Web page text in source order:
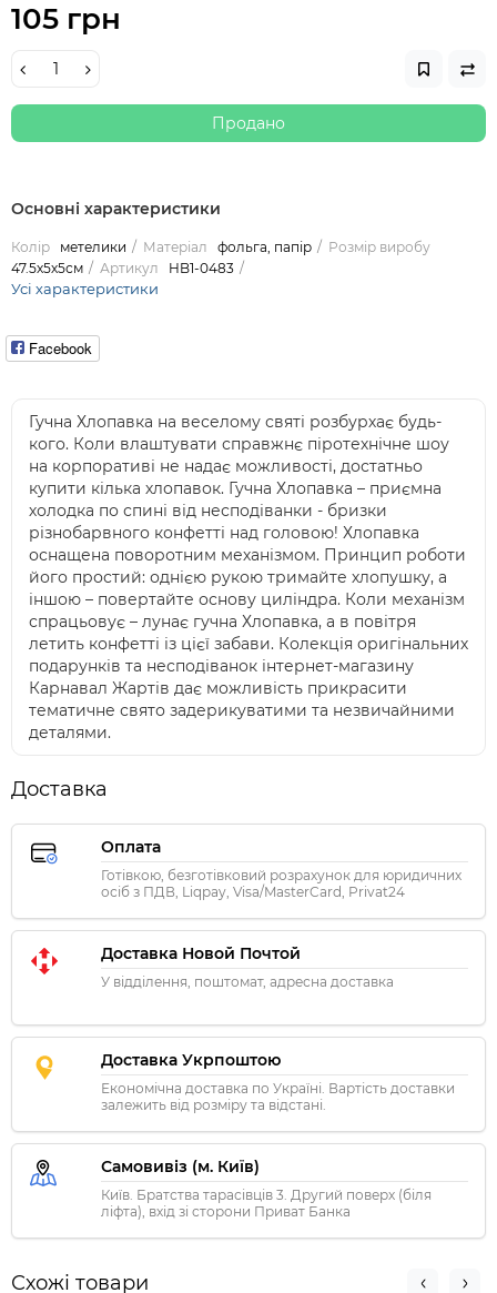
105 грн
Продано
Основні характеристики
Колір метелики Матеріал фольга, папір
Розмір виробу
47.5х5х5см
Артикул HB1-0483
Усі характеристики
Facebook
Гучна Хлопавка на веселому святі розбурхає будь-
кого. Коли влаштувати справжнє піротехнічне шоу
на корпоративі не надає можливості, достатньо
купити кілька хлопавок. Гучна Хлопавка – приємна
холодка по спині від несподіванки - бризки
різнобарвного конфетті над головою! Хлопавка
оснащена поворотним механізмом. Принцип роботи
його простий: однією рукою тримайте хлопушку, а
іншою – повертайте основу циліндра. Коли механізм
спрацьовує – лунає гучна Хлопавка, а в повітря
летить конфетті із цієї забави. Колекція оригінальних
подарунків та несподіванок інтернет-магазину
Карнавал Жартів дає можливість прикрасити
тематичне свято задерикуватими та незвичайними
деталями.
Доставка
Оплата
Готівкою, безготівковий розрахунок для юридичних
осіб з ПДВ, Liqpay, Visa/MasterCard, Privat24
Доставка Новой Почтой
У відділення, поштомат, адресна доставка
Доставка Укрпоштою
Економічна доставка по Україні. Вартість доставки
залежить від розміру та відстані.
Самовивіз (м. Київ)
Київ. Братства тарасівців 3. Другий поверх (біля
ліфта), вхід зі сторони Приват Банка
Схожі товари